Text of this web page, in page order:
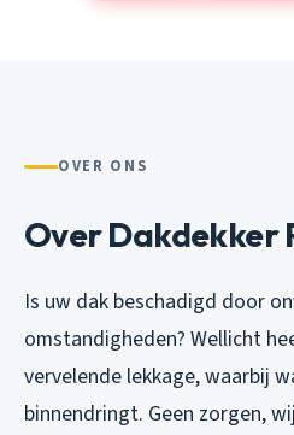
OVER ONS
Over Dakdekker
Is uw dak beschadigd door
omstandigheden? Wellicht
vervelende lekkage, waarbij
binnendringt. Geen zorgen,